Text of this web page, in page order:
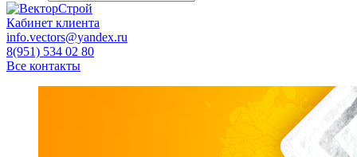
Кабинет клиента
info.vectors@yandex.ru
8(951) 534 02 80
Все контакты